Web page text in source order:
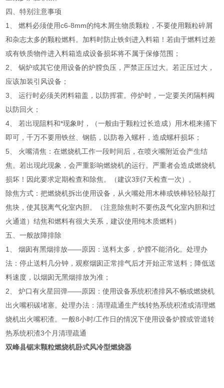
四、特别注意事项
1、 燃料必须使用c6-8mm的纯木屑生物质颗粒，不要使用颗粒碎屑
和杂志太多的颗粒燃料。加料时防止铁剑进入料箱！若由于燃料过差
或有铁质物件进入料箱造成设备损坏将不属于保修范围；
2、 锅炉或其它使用设备的炉膛负压，严禁正压过大。若正压过大，
应该加装引风设备；
3、 运行时必须关闭料箱盖，以防挥霍。停炉时，一定要关闭隔料阀
以防回火；
4、 若出现阻料和*现象时，（一般由于颗粒过长造成）用木棍来捅下
即可，千万不要用铁丝、钢筋，以防卷入螺杆，造成螺杆损坏；
5、 火嘴清焦：在燃烧机工作一段时间后，在喷火嘴附近会产生结
焦。若出现此现象，会严重影响燃烧机的运行。严重者会造成燃烧机
损坏！因此要求定期检查和除焦。（建议3到7天检查一次）。
除焦方式：把燃烧机拆出使用设备，从火嘴处用木棒或铁棒轻轻敲打
焦块，使其脱离气化室内胆。（注意除焦时不要伤及气化室内胆和过
火通道）结焦和燃料有很大关系，建议使用纯木质燃料）
五、一般故障排除
1、 烟囱有黑烟排放——原因：送料太多，炉膛不能消化。处理办
法：停止送料几分钟，观察烟囱正常排气后才开始正常送料；降低送
料速度，以烟囱无黑烟排放为准；
2、 炉口有火星回弹——原因：使用设备系统积渣排风不畅或燃烧机
出火嘴积碳堵塞。处理办法：清理疏通生产线转热系统积渣或清理燃
烧机出火嘴积渣。一般8小时/工作日的情况下使用设备炉膛或管道转
热系统积渣3个月清理疏通
双峰县锯末颗粒燃烧机卧式风冷型燃烧器